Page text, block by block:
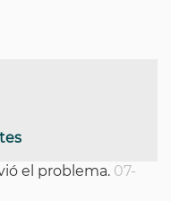
el problema. 07-